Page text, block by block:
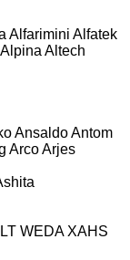
Alfarimini Alfatek
Alpina Altech
AnsaldoAntom
ArcoArjes
WEDA XAHS